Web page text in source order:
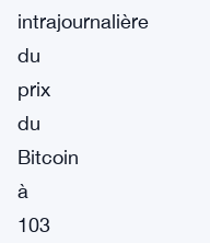
intrajournalière
du
prix
du
Bitcoin
à
103